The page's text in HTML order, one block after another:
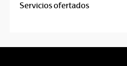
Servicios ofertados